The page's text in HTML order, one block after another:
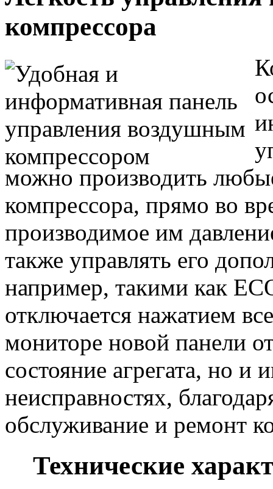
компрессора
можно производить
компрессора, прямо во
производимое им
также управлять его
например, такими как
отключается нажатием
мониторе новой панели
состояние агрегата, но
неисправностях,
обслуживание и ремонт
Технические